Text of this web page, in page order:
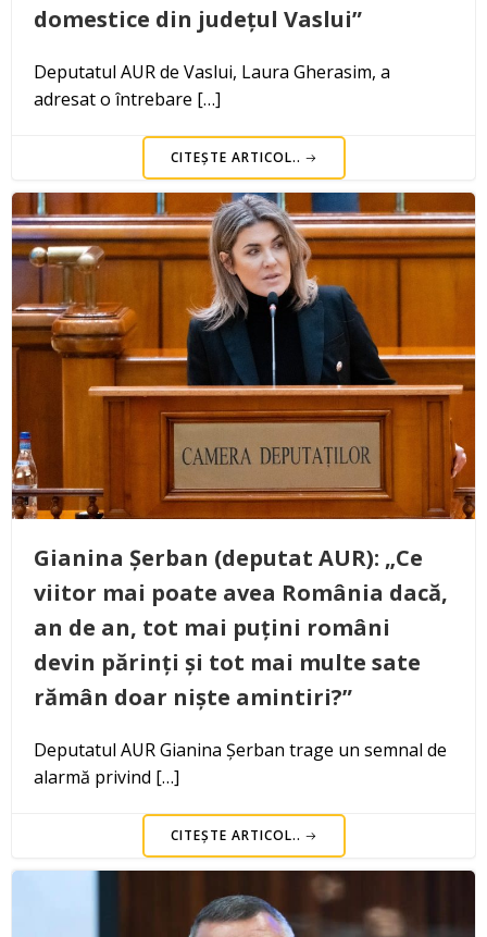
domestice din județul Vaslui”
Deputatul AUR de Vaslui, Laura Gherasim, a
adresat o întrebare […]
CITEȘTE ARTICOL..
Gianina Șerban (deputat AUR): „Ce
viitor mai poate avea România dacă,
an de an, tot mai puțini români
devin părinți și tot mai multe sate
rămân doar niște amintiri?”
Deputatul AUR Gianina Șerban trage un semnal de
alarmă privind […]
CITEȘTE ARTICOL..